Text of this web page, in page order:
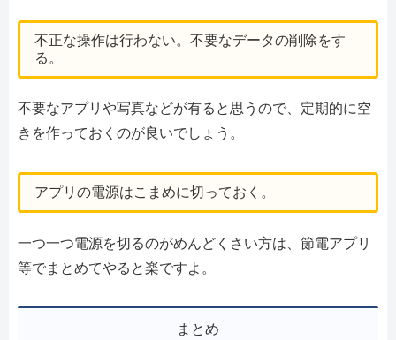
不正な操作は行わない。不要なデータの削除をす
る。
不要なアプリや写真などが有ると思うので、定期的に空
きを作っておくのが良いでしょう。
アプリの電源はこまめに切っておく。
一つ一つ電源を切るのがめんどくさい方は、節電アプリ
等でまとめてやると楽ですよ。
まとめ